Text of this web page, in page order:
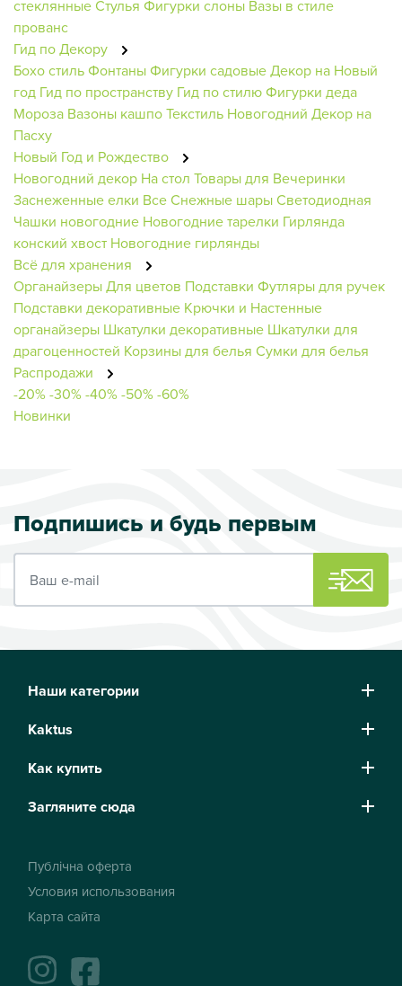
стеклянныеСтулья Фигурки слоны Вазы в стиле
прованс
Гид по Декору
Бохо стильФонтаныФигурки садовыеДекор на Новый
год Гид по пространству Гид по стилюФигурки деда
Мороза Вазоны кашпоТекстиль Новогодний Декор на
Пасху
Новый Год и Рождество
Новогодний декор На стол Товары для Вечеринки
Заснеженные елки Все Снежные шарыСветодиодная
Чашки новогодние Новогодние тарелки Гирлянда
конский хвост Новогодние гирлянды
Всё для хранения
ОрганайзерыДля цветов Подставки Футляры для ручек
Подставки декоративные Крючки и Настенные
органайзеры Шкатулки декоративные Шкатулки для
драгоценностей Корзины для белья Сумки для белья
Распродажи
-20%-30%-40%-50%-60%
Новинки
Подпишись и будь первым
Наши категории
Kaktus
Как купить
Загляните сюда
Публічна оферта
Условия использования
Карта сайта
instagramfacebook